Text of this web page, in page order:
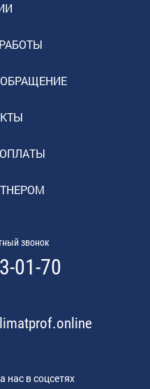
звонок
01-70
нас в соцсетях